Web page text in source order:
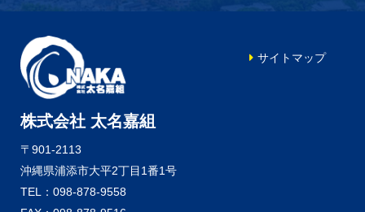
株式会社 太名嘉組
〒901-2113
沖縄県浦添市大平2丁目1番1号
TEL：098-878-9558
サイトマップ